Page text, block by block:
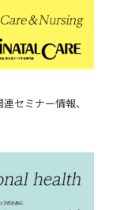
セミナー情報、